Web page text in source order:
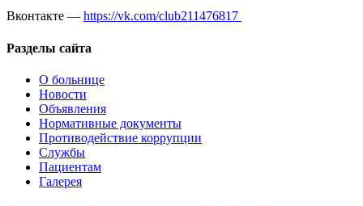
Вконтакте — https://vk.com/club211476817
Разделы сайта
О больнице
Новости
Объявления
Нормативные документы
Противодействие коррупции
Службы
Пациентам
Галерея